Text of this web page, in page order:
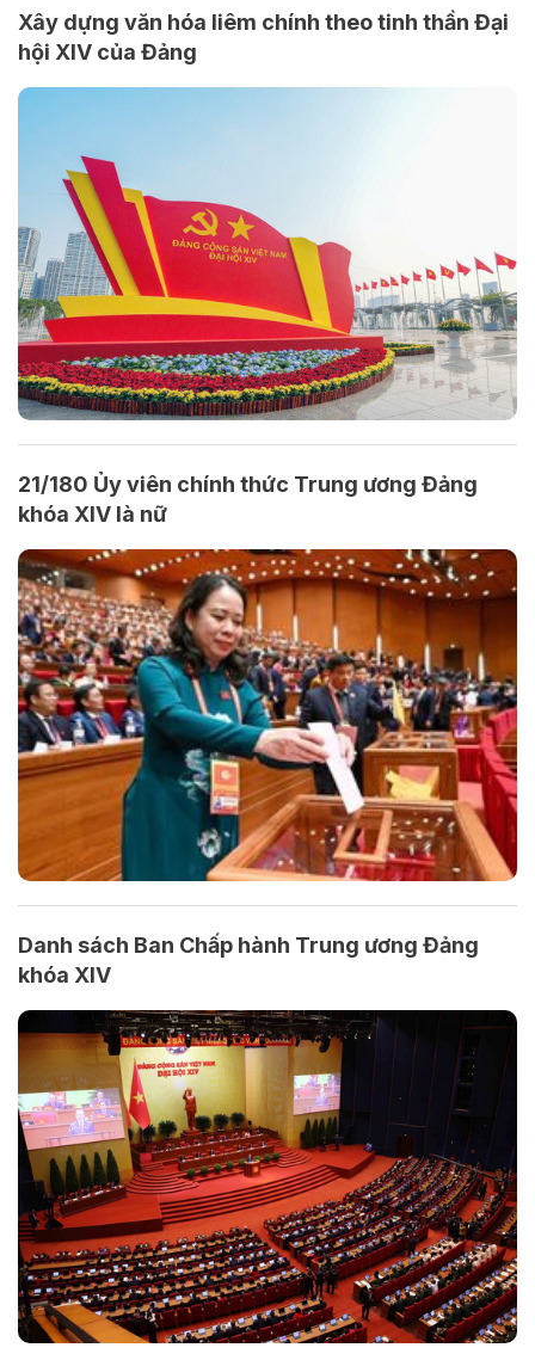
Xây dựng văn hóa liêm chính theo tinh thần Đại
hội XIV của Đảng
21/180 Ủy viên chính thức Trung ương Đảng
khóa XIV là nữ
Danh sách Ban Chấp hành Trung ương Đảng
khóa XIV